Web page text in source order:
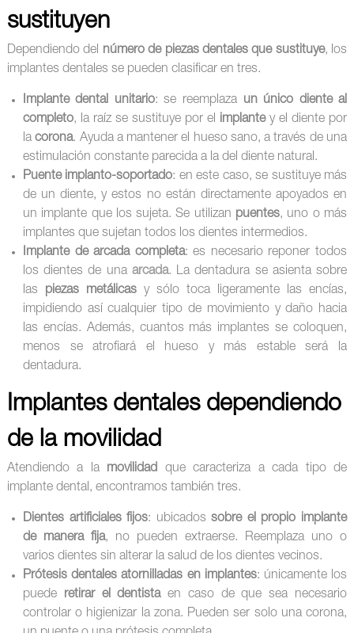
sustituyen
Dependiendo del número de piezas dentales que sustituye, los
implantes dentales se pueden clasificar en tres.
Implante dental unitario: se reemplaza un único diente al
completo, la raíz se sustituye por el implantey el diente por
lacorona. Ayuda a mantener el hueso sano, a través de una
estimulación constante parecida a la del diente natural.
Puente implanto-soportado: en este caso, se sustituye más
de un diente, y estos no están directamente apoyados en
un implante que los sujeta. Se utilizan puentes, uno o más
implantes que sujetan todos los dientes intermedios.
Implante de arcada completa: es necesario reponer todos
los dientes de una arcada. La dentadura se asienta sobre
las
piezas metálicasy sólo toca ligeramente las encías,
impidiendo así cualquier tipo de movimiento y daño hacia
las encías. Además, cuantos más implantes se coloquen,
menos se atrofiará el hueso y más estable será la
dentadura.
Implantes dentales dependiendo
de la movilidad
Atendiendo a la movilidad que caracteriza a cada tipo de
implante dental, encontramos también tres.
Dientes artificiales fijos: ubicadossobre el propio implante
de manera fija, no pueden extraerse. Reemplaza uno o
varios dientes sin alterar la salud de los dientes vecinos.
Prótesis dentales atornilladas en implantes: únicamente los
puede retirar el dentistaen caso de que sea necesario
controlar o higienizar la zona. Pueden ser solo una corona,